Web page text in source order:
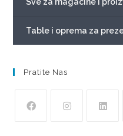
Sve za magacine i
Table i oprema za
Pratite Nas